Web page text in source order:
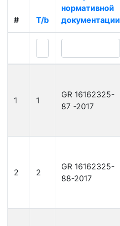
# T/b
нормативной
документации
1 1
GR 16162325-
87 -2017
2 2
GR 16162325-
88-2017